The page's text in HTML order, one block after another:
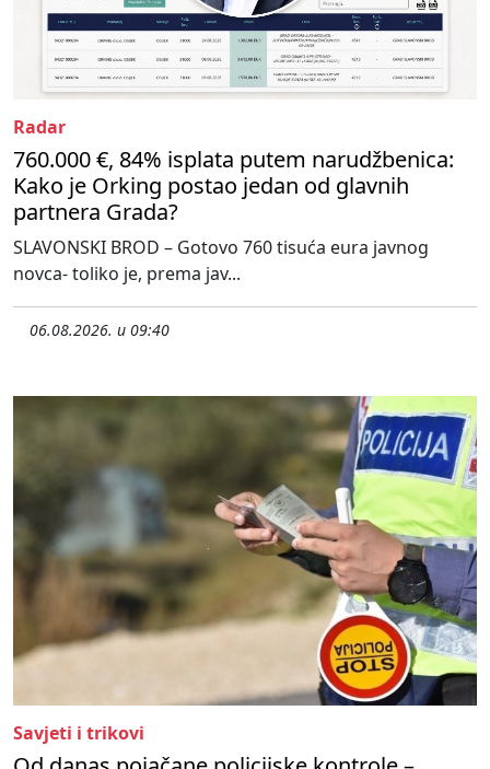
Radar
760.000 €, 84% isplata putem narudžbenica:
Kako je Orking postao jedan od glavnih
partnera Grada?
SLAVONSKI BROD – Gotovo 760 tisuća eura javnog
novca- toliko je, prema jav...
06.08.2026. u 09:40
Savjeti i trikovi